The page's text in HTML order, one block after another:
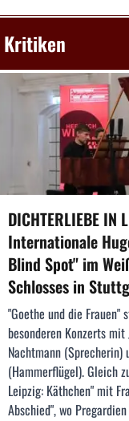
Kritiken
DICHTERLIEBE IN
Internationale
Blind Spot" im
Schlosses in
"Goethe und die
besonderen Konzerts
Nachtmann
(Hammerflügel). Gleich
Leipzig: Käthchen" mit
Abschied", wo